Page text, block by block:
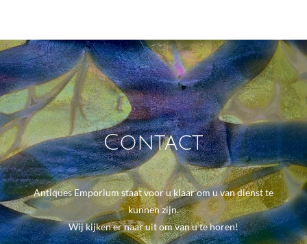
Contact
Antiques Emporium staat voor u klaar om u van dienst te
kunnen zijn.
Wij kijken er naar uit om van u te horen!